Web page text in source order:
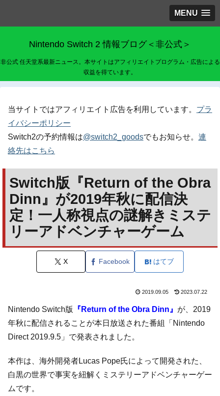
MENU
Nintendo Switch 2 情報ブログ＜非公式＞
非公式 任天堂系最新ニュース。本サイトはアフィリエイトプログラム・広告による
収益を得ています。
当サイトではアフィリエイト広告を利用しています。 プラ
イバシーポリシー
Switch2の予約情報は@switch2_goodsでもお知らせ。 連
絡先はこちら
Switch版『Return of the Obra
Dinn』が2019年秋に配信決
定！一人称視点の謎解きミステ
リーアドベンチャーゲーム
X Facebook はてブ
2019.09.05 2023.07.22
Nintendo Switch版 『Return of the Obra Dinn』 が、2019
年秋に配信されることが本日放送された番組「Nintendo
Direct 2019.9.5」で発表されました。
本作は、海外開発者Lucas Pope氏によって開発された、
白黒の世界で事実を紐解くミステリーアドベンチャーゲー
ムです。